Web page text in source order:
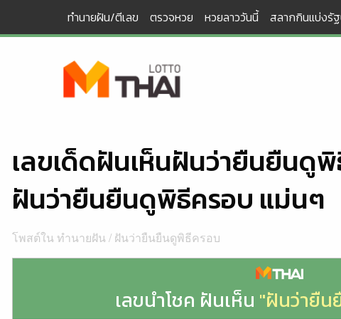
content
ทำนายฝัน/ตีเลข ตรวจหวย หวยลาววันนี้ สลากกินแบ่งรั
เลขเด็ดฝันเห็นฝันว่ายืนยืนดู
ฝันว่ายืนยืนดูพิธีครอบ แม่นๆ
โพสต์ใน ทำนายฝัน/ ฝันว่ายืนยืนดูพิธีครอบ
เลขนำโชค ฝันเห็น "ฝันว่ายื